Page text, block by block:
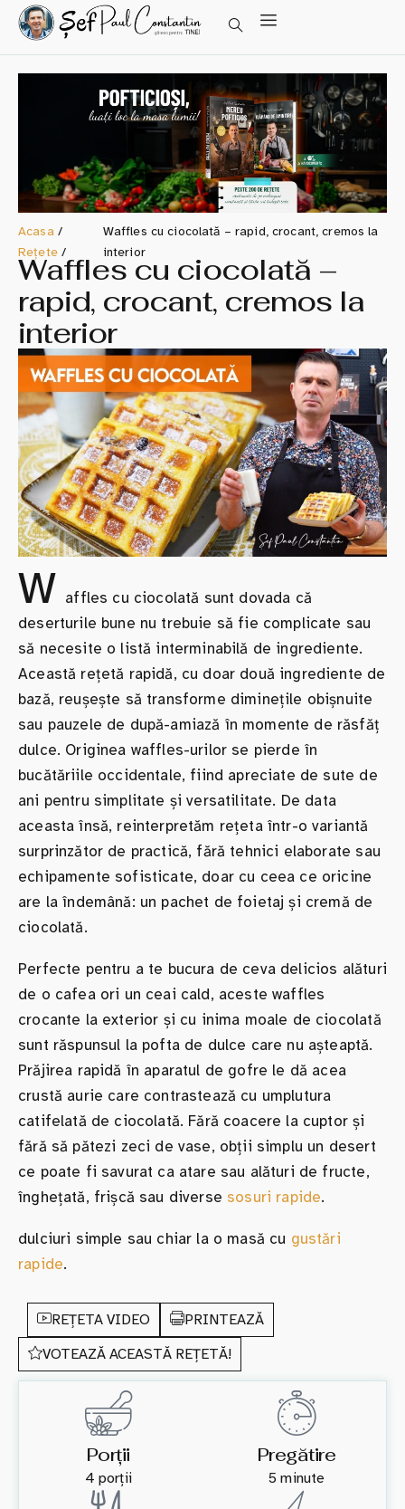
Acasa/
Rețete/
Waffles cu ciocolată – rapid, crocant, cremos la
interior
Waffles cu ciocolată –
rapid, crocant, cremos la
interior
W affles cu ciocolată sunt dovada că
deserturile bune nu trebuie să fie complicate sau
să necesite o listă interminabilă de ingrediente.
Această rețetă rapidă, cu doar două ingrediente de
bază, reușește să transforme diminețile obișnuite
sau pauzele de după-amiază în momente de răsfăț
dulce. Originea waffles-urilor se pierde în
bucătăriile occidentale, fiind apreciate de sute de
ani pentru simplitate și versatilitate. De data
aceasta însă, reinterpretăm rețeta într-o variantă
surprinzător de practică, fără tehnici elaborate sau
echipamente sofisticate, doar cu ceea ce oricine
are la îndemână: un pachet de foietaj și cremă de
ciocolată.
Perfecte pentru a te bucura de ceva delicios alături
de o cafea ori un ceai cald, aceste waffles
crocante la exterior și cu inima moale de ciocolată
sunt răspunsul la pofta de dulce care nu așteaptă.
Prăjirea rapidă în aparatul de gofre le dă acea
crustă aurie care contrastează cu umplutura
catifelată de ciocolată. Fără coacere la cuptor și
fără să pătezi zeci de vase, obții simplu un desert
ce poate fi savurat ca atare sau alături de fructe,
înghețată, frișcă sau diverse sosuri rapide.
dulciuri simple sau chiar la o masă cu gustări
rapide.
REȚETA VIDEO
PRINTEAZĂ
VOTEAZĂ ACEASTĂ REȚETĂ!
Porții
4 porții
Pregătire
5 minute